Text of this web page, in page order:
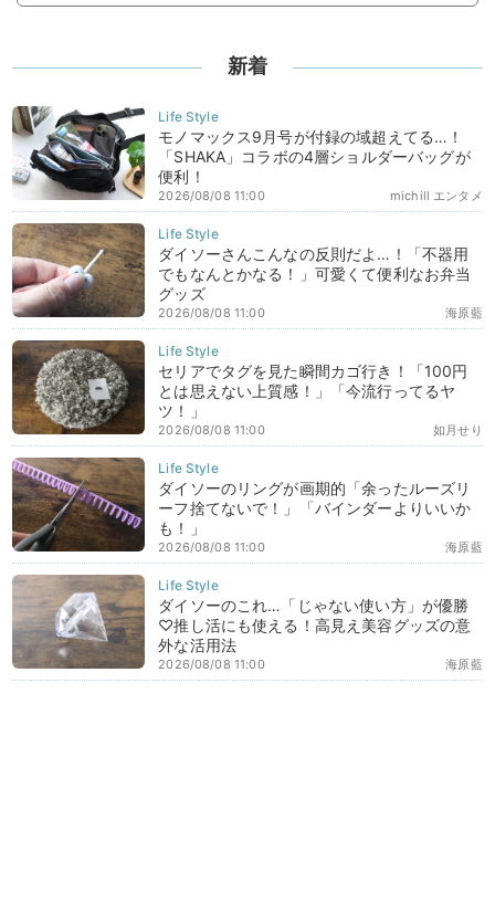
新着
モノマックス9月号が付録の域超えてる…！
「SHAKA」コラボの4層ショルダーバッグが
便利！
michill エンタメ
2026/08/08 11:00
ダイソーさんこんなの反則だよ…！「不器用
でもなんとかなる！」可愛くて便利なお弁当
グッズ
海原藍
2026/08/08 11:00
セリアでタグを見た瞬間カゴ行き！「100円
とは思えない上質感！」「今流行ってるヤ
ツ！」
如月せり
2026/08/08 11:00
ダイソーのリングが画期的「余ったルーズリ
ーフ捨てないで！」「バインダーよりいいか
も！」
海原藍
2026/08/08 11:00
ダイソーのこれ…「じゃない使い方」が優勝
♡推し活にも使える！高見え美容グッズの意
外な活用法
海原藍
2026/08/08 11:00